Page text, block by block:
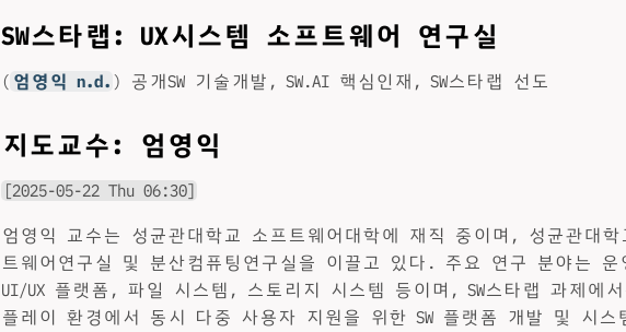
SW스타랩: UX시스템 소프트웨어 연구실
( 엄영익 n.d. ) 공개SW 기술개발, SW.AI 핵심인재, SW스타랩 선도
지도교수: 엄영익
[2025-05-22 Thu 06:30]
엄영익 교수는 성균관대학교 소프트웨어대학에 재직 중이며, 성균관대학
트웨어연구실 및 분산컴퓨팅연구실을 이끌고 있다. 주요 연구 분야는
UI/UX 플랫폼, 파일 시스템, 스토리지 시스템 등이며, SW스타랩 과제에
플레이 환경에서 동시 다중 사용자 지원을 위한 SW 플랫폼 개발 및 시스